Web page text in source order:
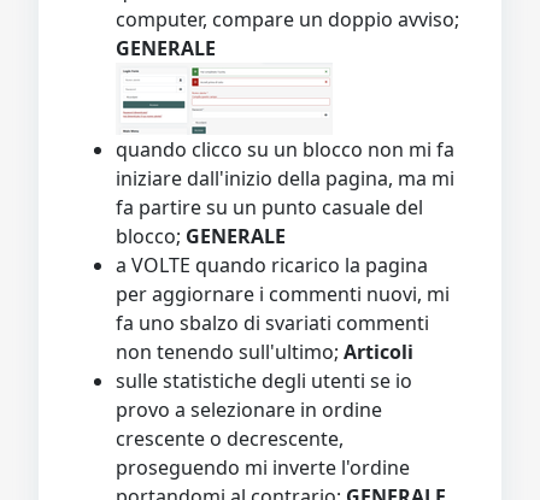
computer, compare un doppio avviso;
GENERALE
quando clicco su un blocco non mi fa
iniziare dall'inizio della pagina, ma mi
fa partire su un punto casuale del
blocco; GENERALE
a VOLTE quando ricarico la pagina
per aggiornare i commenti nuovi, mi
fa uno sbalzo di svariati commenti
non tenendo sull'ultimo; Articoli
sulle statistiche degli utenti se io
provo a selezionare in ordine
crescente o decrescente,
proseguendo mi inverte l'ordine